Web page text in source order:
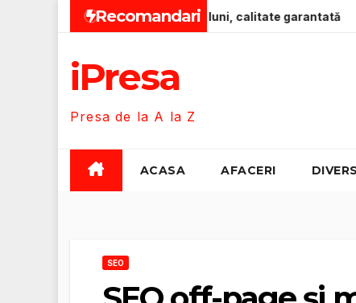
Recomandari
pentru bebeluși 0-12 luni, calitate garantată Zero-
iPresa
Presa de la A la Z
ACASA AFACERI
SEO